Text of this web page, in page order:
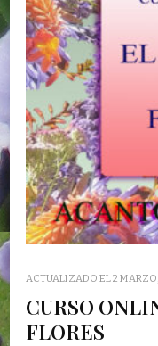
ACTUALIZADO EL2
CURSO
FLORES